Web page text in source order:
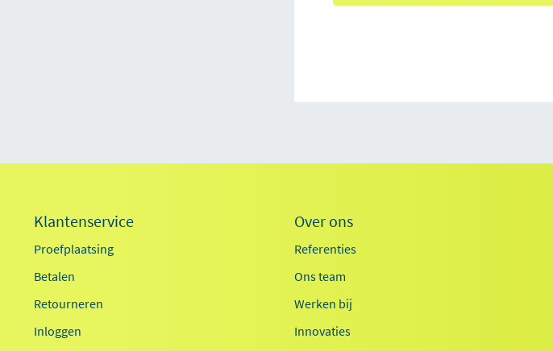
Klantenservice
Proefplaatsing
Betalen
Retourneren
Inloggen
Over ons
Referenties
Ons team
Werken bij
Innovaties